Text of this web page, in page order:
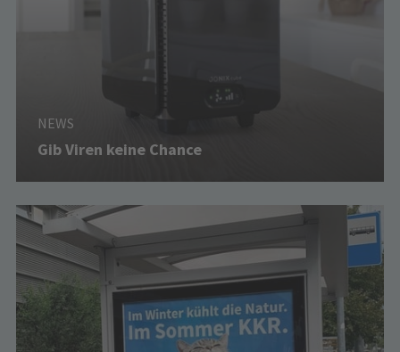
NEWS
Gib Viren keine Chance